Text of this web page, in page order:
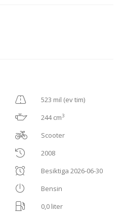
523 mil (ev tim)
244 cm3
Scooter
2008
Besiktiga 2026-06-30
Bensin
0,0 liter